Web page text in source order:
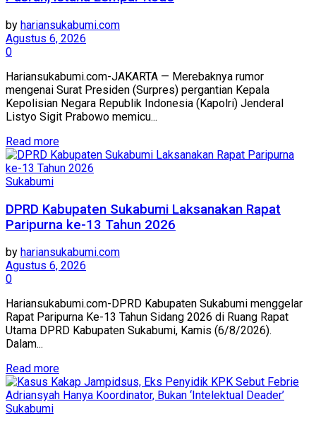
by hariansukabumi.com
Agustus 6, 2026
0
Hariansukabumi.com-JAKARTA — Merebaknya rumor
mengenai Surat Presiden (Surpres) pergantian Kepala
Kepolisian Negara Republik Indonesia (Kapolri) Jenderal
Listyo Sigit Prabowo memicu...
Read more
Sukabumi
DPRD Kabupaten Sukabumi Laksanakan Rapat
Paripurna ke-13 Tahun 2026
by hariansukabumi.com
Agustus 6, 2026
0
Hariansukabumi.com-DPRD Kabupaten Sukabumi menggelar
Rapat Paripurna Ke-13 Tahun Sidang 2026 di Ruang Rapat
Utama DPRD Kabupaten Sukabumi, Kamis (6/8/2026).
Dalam...
Read more
Sukabumi